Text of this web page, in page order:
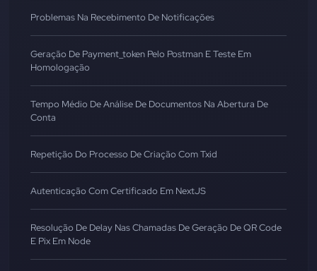
Problemas Na Recebimento De Notificações
Geração De Payment_token Pelo Postman E Teste Em
Homologação
Tempo Médio De Análise De Documentos Na Abertura De
Conta
Repetição Do Processo De Criação Com Txid
Autenticação Com Certificado Em NextJS
Resolução De Delay Nas Chamadas De Geração De QR Code
E Pix Em Node